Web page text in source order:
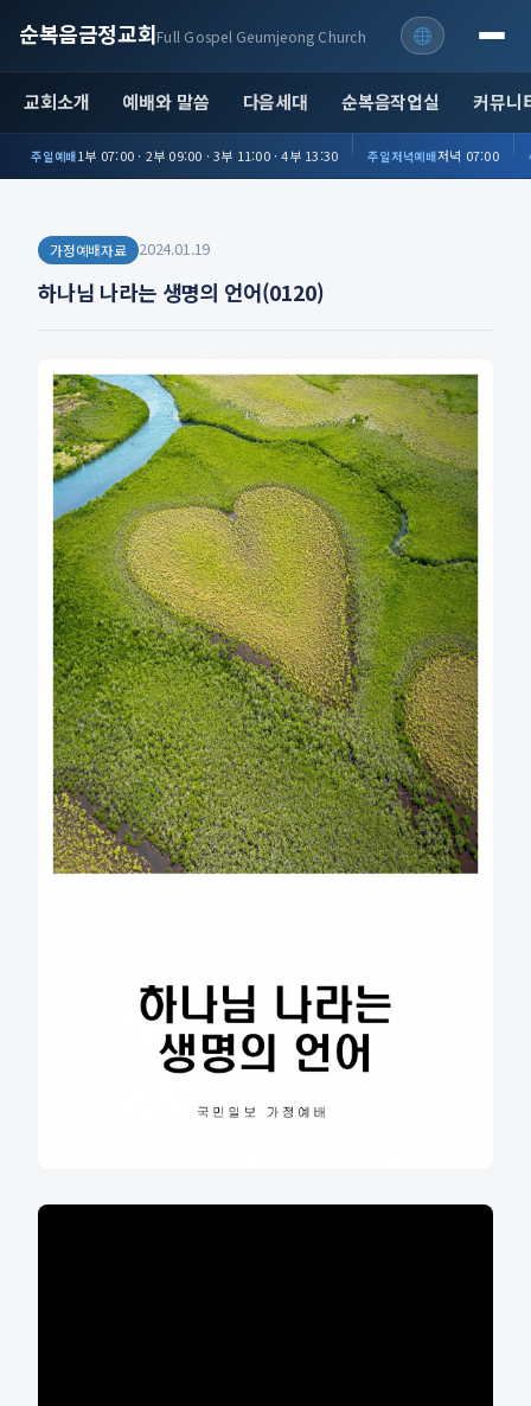
순복음금정교회Full Gospel Geumjeong Church
교회소개 예배와 말씀 다음세대 순복음작업실 커뮤니
주일예배1부 07:00 · 2부 09:00 · 3부 11:00 · 4부 13:30 주일저녁예배저녁 07:00
가정예배자료 2024.01.19
하나님 나라는 생명의 언어(0120)